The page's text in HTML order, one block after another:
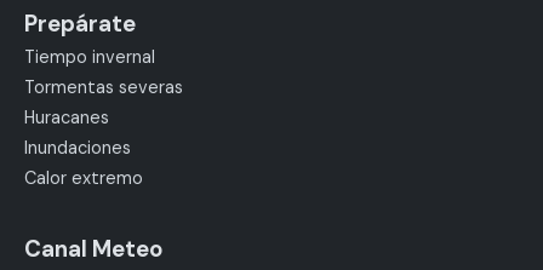
Prepárate
Tiempo invernal
Tormentas severas
Huracanes
Inundaciones
Calor extremo
Canal Meteo